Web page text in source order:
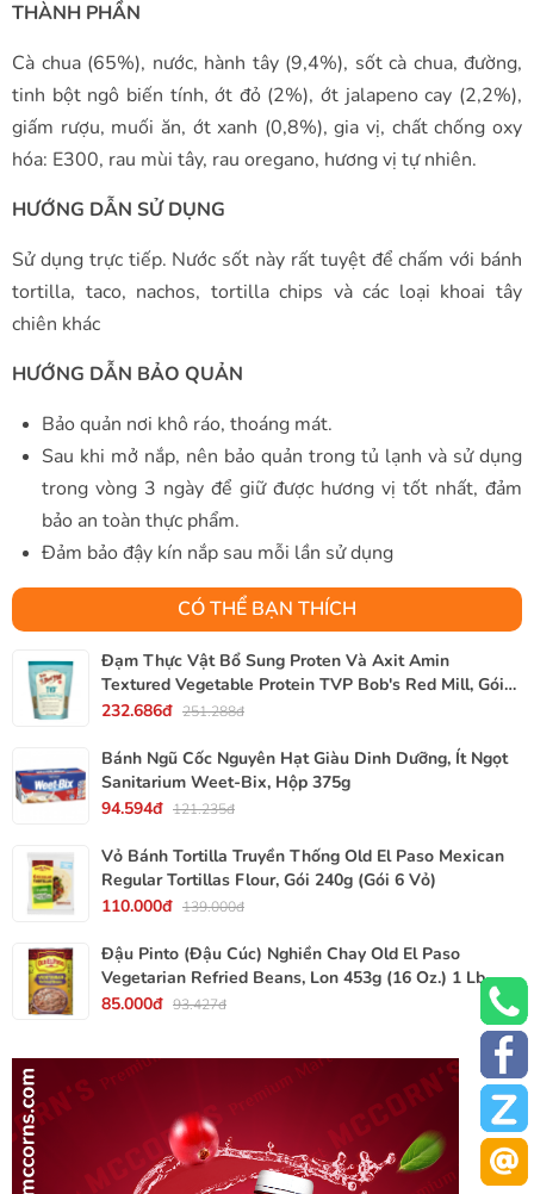
THÀNH PHẦN
Cà chua (65%), nước, hành tây (9,4%), sốt cà chua, đường,
tinh bột ngô biến tính, ớt đỏ (2%), ớt jalapeno cay (2,2%),
giấm rượu, muối ăn, ớt xanh (0,8%), gia vị, chất chống oxy
hóa: E300, rau mùi tây, rau oregano, hương vị tự nhiên.
HƯỚNG DẪN SỬ DỤNG
Sử dụng trực tiếp. Nước sốt này rất tuyệt để chấm với bánh
tortilla, taco, nachos, tortilla chips và các loại khoai tây
chiên khác
HƯỚNG DẪN BẢO QUẢN
Bảo quản nơi khô ráo, thoáng mát.
Sau khi mở nắp, nên bảo quản trong tủ lạnh và sử dụng
trong vòng 3 ngày để giữ được hương vị tốt nhất, đảm
bảo an toàn thực phẩm.
Đảm bảo đậy kín nắp sau mỗi lần sử dụng
CÓ THỂ BẠN THÍCH
Đạm Thực Vật Bổ Sung Proten Và Axit Amin
Textured Vegetable Protein TVP Bob's Red Mill, Gói
340g, 12 Oz.
232.686đ 251.288đ
Bánh Ngũ Cốc Nguyên Hạt Giàu Dinh Dưỡng, Ít Ngọt
Sanitarium Weet-Bix, Hộp 375g
94.594đ 121.235đ
Vỏ Bánh Tortilla Truyền Thống Old El Paso Mexican
Regular Tortillas Flour, Gói 240g (Gói 6 Vỏ)
110.000đ 139.000đ
Đậu Pinto (Đậu Cúc) Nghiền Chay Old El Paso
Vegetarian Refried Beans, Lon 453g (16 Oz.) 1 Lb.
85.000đ 93.427đ